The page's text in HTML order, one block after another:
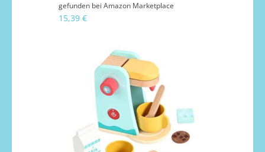
gefunden bei Amazon Marketplace
15,39 €